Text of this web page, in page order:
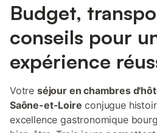
Budget,
conseils pour
expérience
Votre séjour en chambres
Saône-et-Loire conjugue
excellence gastronomique